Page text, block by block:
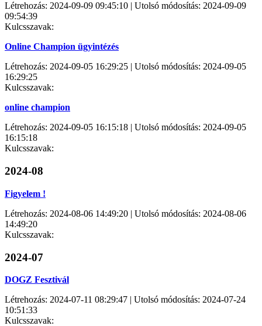
Létrehozás: 2024-09-09 09:45:10 | Utolsó módosítás: 2024-09-09
09:54:39
Kulcsszavak:
Online Champion ügyintézés
Létrehozás: 2024-09-05 16:29:25 | Utolsó módosítás: 2024-09-05
16:29:25
Kulcsszavak:
online champion
Létrehozás: 2024-09-05 16:15:18 | Utolsó módosítás: 2024-09-05
16:15:18
Kulcsszavak:
2024-08
Figyelem !
Létrehozás: 2024-08-06 14:49:20 | Utolsó módosítás: 2024-08-06
14:49:20
Kulcsszavak:
2024-07
DOGZ Fesztivál
Létrehozás: 2024-07-11 08:29:47 | Utolsó módosítás: 2024-07-24
10:51:33
Kulcsszavak: